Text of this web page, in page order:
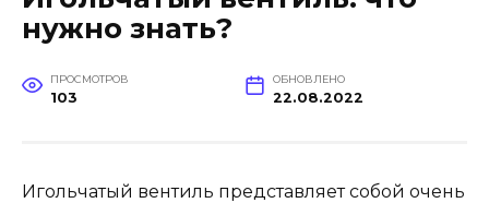
нужно знать?
ПРОСМОТРОВ
103
ОБНОВЛЕНО
22.08.2022
Игольчатый вентиль представляет собой очень